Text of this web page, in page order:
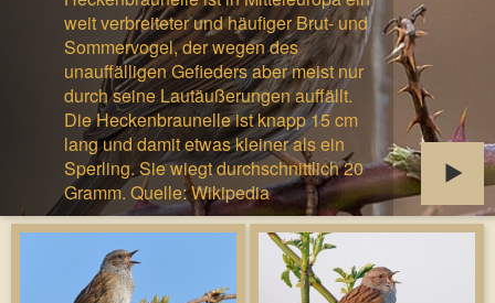
weit verbreiteter und häufiger Brut- und
Sommervogel, der wegen des
unauffälligen Gefieders aber meist nur
durch seine Lautäußerungen auffällt.
Die Heckenbraunelle ist knapp 15 cm
lang und damit etwas kleiner als ein
Sperling. Sie wiegt durchschnittlich 20
Gramm. Quelle: Wikipedia